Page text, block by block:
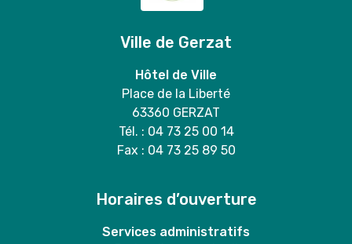
Ville de Gerzat
Hôtel de Ville
Place de la Liberté
63360 GERZAT
Tél. : 04 73 25 00 14
Fax : 04 73 25 89 50
Horaires d’ouverture
Services administratifs